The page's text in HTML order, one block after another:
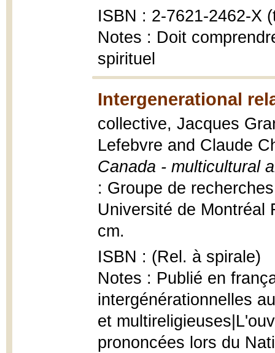
ISBN : 2-7621-2462-X
Notes : Doit
spirituel
Intergenerational
collective, Jacques
Lefebvre and Claude
Canada - multicultural
: Groupe de
Université de Montréal
cm.
ISBN : (Rel. à spirale)
Notes : Publié en
intergénérationnelles
et
prononcées lors du